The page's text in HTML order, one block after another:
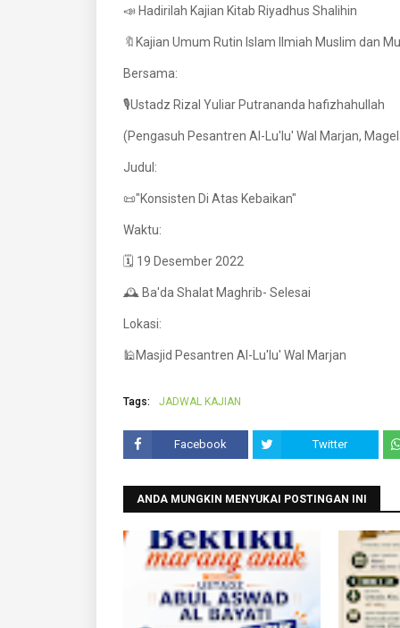
📣 Hadirilah Kajian Kitab Riyadhus Shalihin
🔖Kajian Umum Rutin Islam Ilmiah Muslim dan
Bersama:
🎙️Ustadz Rizal Yuliar Putrananda hafizhahullah
(Pengasuh Pesantren Al-Lu'lu' Wal Marjan,
Judul:
📜"Konsisten Di Atas Kebaikan"
Waktu:
🗓️ 19 Desember 2022
🕰️ Ba'da Shalat Maghrib- Selesai
Lokasi:
🕌Masjid Pesantren Al-Lu'lu' Wal Marjan
Tags: JADWAL KAJIAN
Facebook Twitter
ANDA MUNGKIN MENYUKAI POSTINGAN INI